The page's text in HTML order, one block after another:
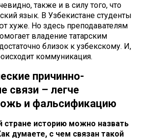
также и в силу того, что
язык. В Узбекистане студенты
хуже. Но здесь преподавателям
владение татарским
близок к узбекскому. И,
коммуникация.
причинно-
связи – легче
и фальсификацию
стране историю можно назвать
думаете, с чем связан такой